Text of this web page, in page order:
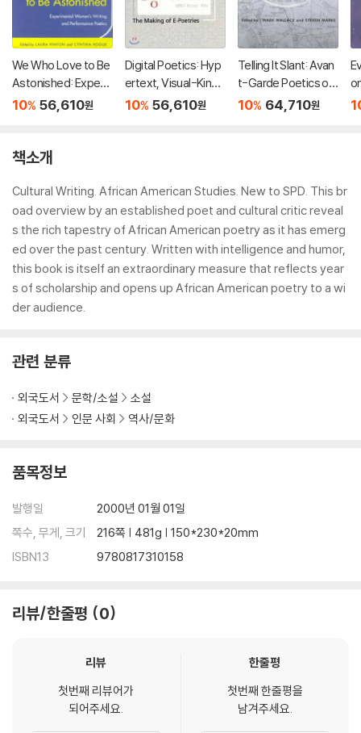
We Who Love to Be
Astonished: Experi
mental Women's Wr
10% 56,610원
Digital Poetics: Hyp
ertext, Visual-Kineti
c Text and Writing in
10% 56,610원
Telling It Slant: Avan
t-Garde Poetics of
the 1990s
10% 64,710원
책소개
Cultural Writing. African American Studies. New to SPD. This br
oad overview by an established poet and cultural critic reveal
s the rich tapestry of African American poetry as it has emerg
ed over the past century. Written with intelligence and humor,
this book is itself an extraordinary measure that reflects year
s of scholarship and opens up African American poetry to a wi
der audience.
관련 분류
외국도서 문학/소설
소설
외국도서
인문 사회 역사/문화
품목정보
발행일
2000년 01월 01일
쪽수, 무게, 크기
216쪽 | 481g | 150*230*20mm
ISBN13
9780817310158
리뷰/한줄평 0
리뷰
첫번째 리뷰어가
되어주세요.
한줄평
첫번째 한줄평을
남겨주세요.